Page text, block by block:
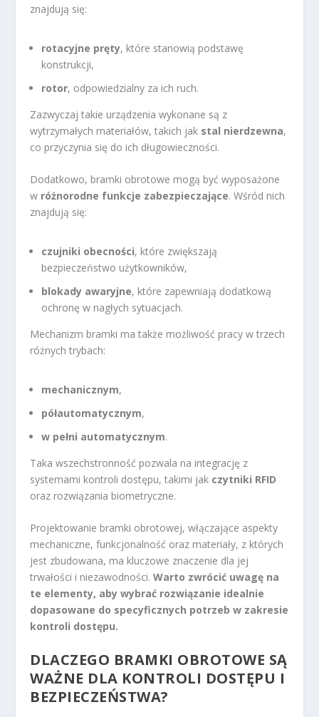
znajdują się:
rotacyjne pręty, które stanowią podstawę
konstrukcji,
rotor, odpowiedzialny za ich ruch.
Zazwyczaj takie urządzenia wykonane są z
wytrzymałych materiałów, takich jak stal nierdzewna,
co przyczynia się do ich długowieczności.
Dodatkowo, bramki obrotowe mogą być wyposażone
w różnorodne funkcje zabezpieczające. Wśród nich
znajdują się:
czujniki obecności, które zwiększają
bezpieczeństwo użytkowników,
blokady awaryjne, które zapewniają dodatkową
ochronę w nagłych sytuacjach.
Mechanizm bramki ma także możliwość pracy w trzech
różnych trybach:
mechanicznym,
półautomatycznym,
w pełni automatycznym.
Taka wszechstronność pozwala na integrację z
systemami kontroli dostępu, takimi jak czytniki RFID
oraz rozwiązania biometryczne.
Projektowanie bramki obrotowej, włączające aspekty
mechaniczne, funkcjonalność oraz materiały, z których
jest zbudowana, ma kluczowe znaczenie dla jej
trwałości i niezawodności. Warto zwrócić uwagę na
te elementy, aby wybrać rozwiązanie idealnie
dopasowane do specyficznych potrzeb w zakresie
kontroli dostępu.
DLACZEGO BRAMKI OBROTOWE SĄ
WAŻNE DLA KONTROLI DOSTĘPU I
BEZPIECZEŃSTWA?